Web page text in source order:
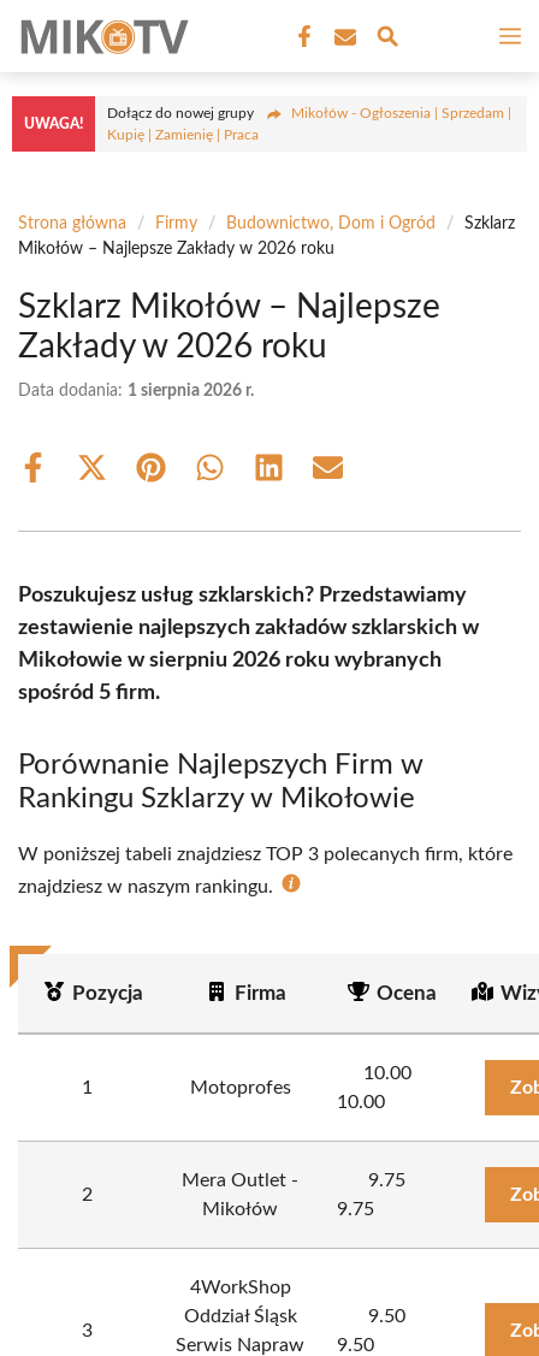
treści
UWAGA!
Dołącz do nowej grupy
Mikołów - Ogłoszenia | Sprzedam |
Kupię | Zamienię | Praca
Strona główna / Firmy / Budownictwo, Dom i Ogród /
Szklarz
Mikołów – Najlepsze Zakłady w 2026 roku
Szklarz Mikołów – Najlepsze
Zakłady w 2026 roku
Data dodania: 1 sierpnia 2026 r.
Share
Share
(Twitter)
Share Share Share Share
Poszukujesz usług szklarskich? Przedstawiamy
zestawienie najlepszych zakładów szklarskich w
Mikołowie w sierpniu 2026 roku wybranych
spośród 5 firm.
Porównanie Najlepszych Firm w
Rankingu Szklarzy w Mikołowie
W poniższej tabeli znajdziesz TOP 3 polecanych firm, które
znajdziesz w naszym rankingu.
Pozycja Firma Ocena
1 Motoprofes
10.00
10.00
2
Mera Outlet -
Mikołów
9.75
9.75
3
4WorkShop
Oddział Śląsk
Serwis Napraw
9.50
9.50